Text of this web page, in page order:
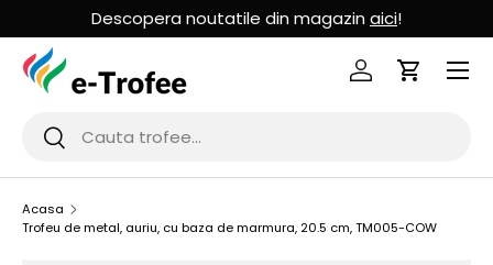
MERGI LA CONTINUT
Descopera noutatile din magazin aici!
Cauta
Cauta
Logheaza-te
Cos de
Acasa
Trofeu de metal, auriu, cu baza de marmura, 20.5 cm, TM005-COW